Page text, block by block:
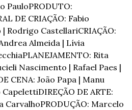
PauloPRODUTO:
DE CRIAÇÃO: Fabio
| Rodrigo CastellariCRIAÇÃO:
Almeida | Lívia
PLANEJAMENTO: Rita
Nascimento | Rafael Paes |
CENA: João Papa | Manu
CapelettiDIREÇÃO DE ARTE:
CarvalhoPRODUÇÃO: Marcelo